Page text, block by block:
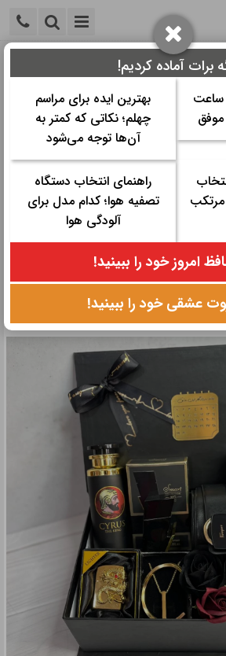
> هدیه مراسم>
مرد برای عشقم
۲۴ دی ۱۴۰۳ - ۲۰:۳۱
رای‌دهندگان:
۰
می‌کنید باید فراتر از یک کادو معمولی
دارید، بهترین هدیه باید حسی عمیق
ساعت
بهترین ایده برای مراسم
چهلم؛ نکاتی که کمتر به
آن‌ها توجه می‌شود
مرتکب
راهنمای انتخاب دستگاه
تصفیه هوا؛ کدام مدل برای
آلودگی هوا
امروز خود را ببینید!
عشقی خود را ببینید!